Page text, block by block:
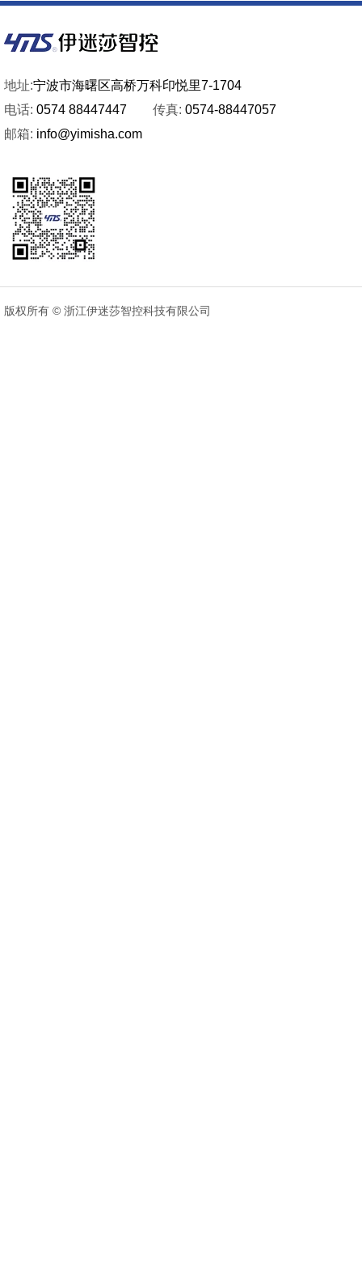
6908-300L
可定制L型长地漏(铜款)
地址:宁波市海曙区高桥万科印悦里7-1704
电话: 0574 88447447 传真: 0574-88447057
邮箱: info@yimisha.com
版权所有 © 浙江伊迷莎智控科技有限公司